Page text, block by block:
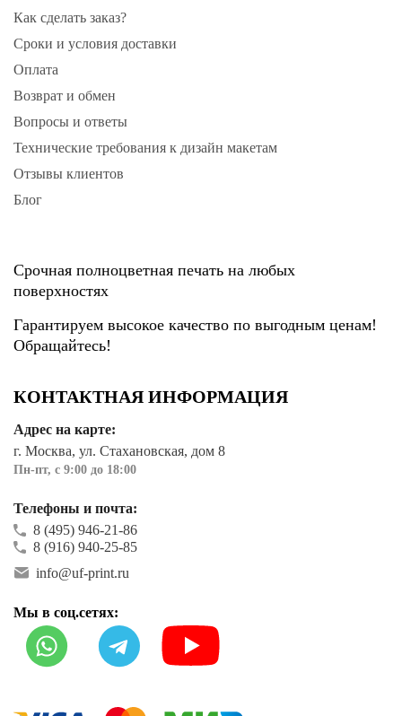
Как сделать заказ?
Сроки и условия доставки
Оплата
Возврат и обмен
Вопросы и ответы
Технические требования к дизайн макетам
Отзывы клиентов
Блог
Срочная полноцветная печать на любых
поверхностях
Гарантируем высокое качество по выгодным ценам!
Обращайтесь!
КОНТАКТНАЯ ИНФОРМАЦИЯ
Адрес на карте:
г. Москва, ул. Стахановская, дом 8
Пн-пт, с 9:00 до 18:00
Телефоны и почта:
8 (495) 946-21-86
8 (916) 940-25-85
info@uf-print.ru
Мы в соц.сетях: